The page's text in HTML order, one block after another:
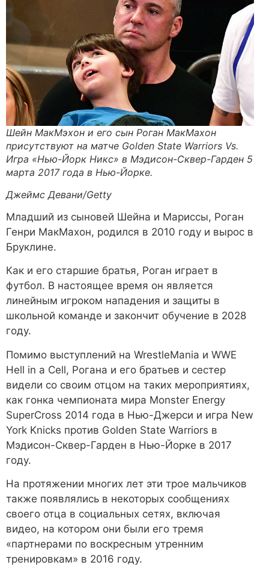
Шейн МакМэхон и его сын Роган МакМахон
присутствуют на матче Golden State Warriors Vs.
Игра «Нью-Йорк Никс» в Мэдисон-Сквер-Гарден 5
марта 2017 года в Нью-Йорке.
Джеймс Девани/Getty
Младший из сыновей Шейна и Мариссы, Роган
Генри МакМахон, родился в 2010 году и вырос в
Бруклине.
Как и его старшие братья, Роган играет в
футбол. В настоящее время он является
линейным игроком нападения и защиты в
школьной команде и закончит обучение в 2028
году.
Помимо выступлений на WrestleMania и WWE
Hell in a Cell, Рогана и его братьев и сестер
видели со своим отцом на таких мероприятиях,
как гонка чемпионата мира Monster Energy
SuperCross 2014 года в Нью-Джерси и игра New
York Knicks против Golden State Warriors в
Мэдисон-Сквер-Гарден в Нью-Йорке в 2017
году.
На протяжении многих лет эти трое мальчиков
также появлялись в некоторых сообщениях
своего отца в социальных сетях, включая
видео, на котором они были его тремя
«партнерами по воскресным утренним
тренировкам» в 2016 году.